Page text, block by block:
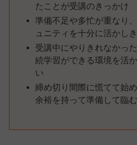
たことが受講のきっかけ
準備不足や多忙が重なり
ュニティを十分に活かし
受講中にやりきれなかっ
続学習ができる環境を活
い
締め切り間際に慌てて始
余裕を持って準備して臨